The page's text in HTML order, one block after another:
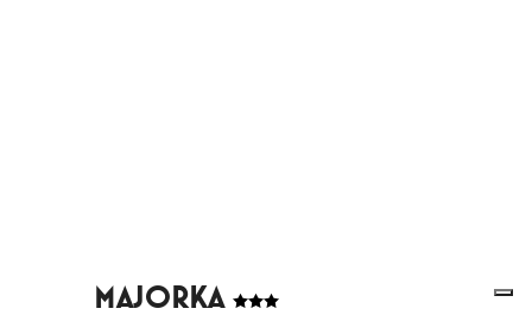
MAJORKA